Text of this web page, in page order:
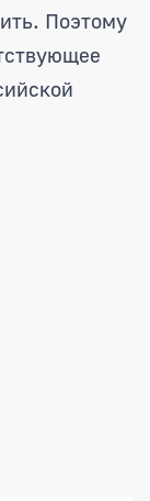
Поэтому